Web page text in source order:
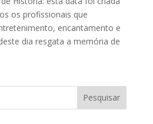
os profissionais que
encantamento e
dia resgata a memória de
Pesquisar